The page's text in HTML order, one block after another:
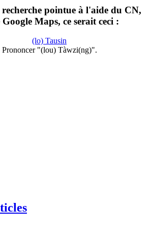
pointue à l'aide du CN,
Maps, ce serait ceci :
(lo) Tausin
Prononcer "(lou) Tàwzi(ng)".